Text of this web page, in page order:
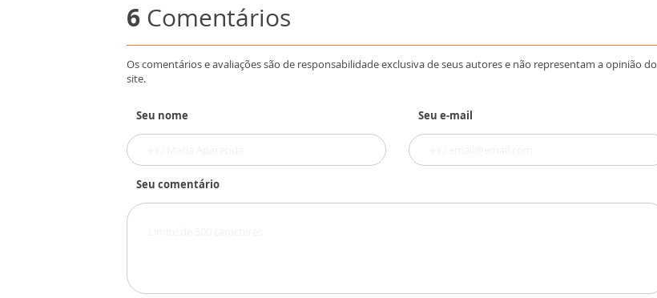
6 Comentários
Os comentários e avaliações são de responsabilidade exclusiva de seus autores e não representam a opinião do
site.
Seu nome Seu e-mail
Seu comentário